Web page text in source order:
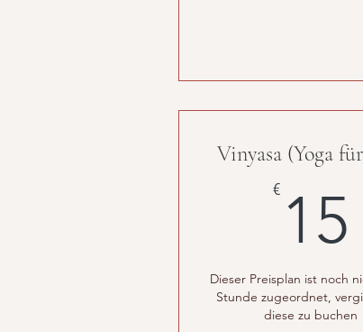
Vinyasa (Yoga
€ 15
Dieser Preisplan ist noch
Stunde zugeordnet,
diese zu buchen